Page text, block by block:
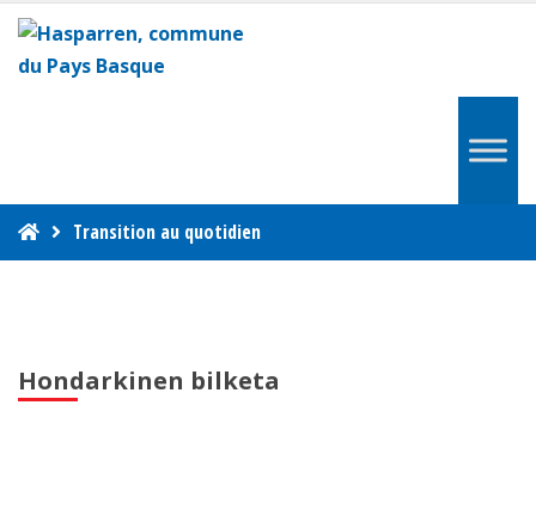
Transition au quotidien
Hondarkinen bilketa